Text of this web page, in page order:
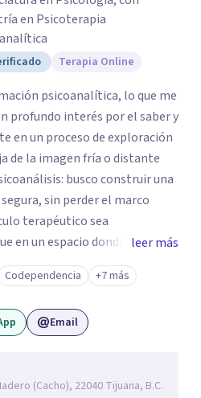
en Psicoterapia
Terapia Online
psicoanalítica, lo que me
profundo interés por el saber y
en un proceso de exploración
de la imagen fría o distante
busco construir una
sin perder el marco
terapéutico sea
en un espacio donde uno
y escuchado, es posible
nos vinculamos afuera, qué se
transformarse. En mi
risas, tristezas, enojos y
con algo de esto,
juntos a trabajar en
leer más
Codependencia +7 más
Email
(Cacho), 22040 Tijuana, B.C.